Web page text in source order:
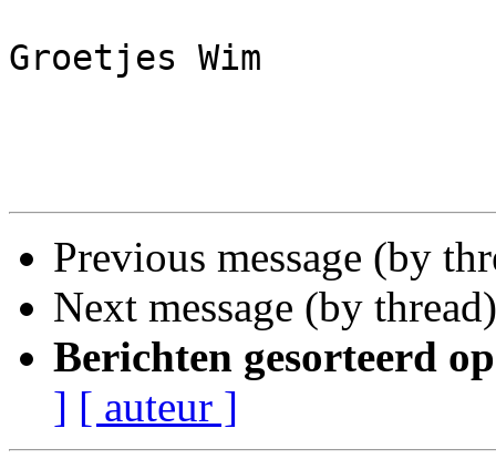
Groetjes Wim
Previous message (by
Next message (by
Berichten gesorteerd
] [ auteur ]